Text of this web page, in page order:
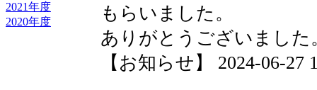
2021年度
2020年度
もらいました。
ありがとうございました
【お知らせ】 2024-06-27